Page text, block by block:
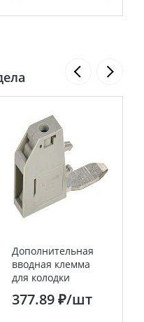
Дополнительная
вводная клемма
для колодки
клеммной CTS
70/120мм2 серая
377.89 ₽/шт